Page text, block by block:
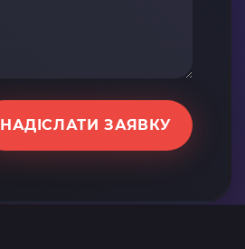
НАДІСЛАТИ ЗАЯВКУ